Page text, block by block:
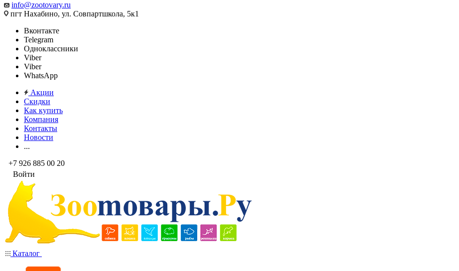
info@zootovary.ru
пгт Нахабино, ул. Совпартшкола, 5к1
Вконтакте
Telegram
Одноклассники
Viber
Viber
WhatsApp
Акции
Скидки
Как купить
Компания
Контакты
Новости
...
+7 926 885 00 20
Войти
Каталог